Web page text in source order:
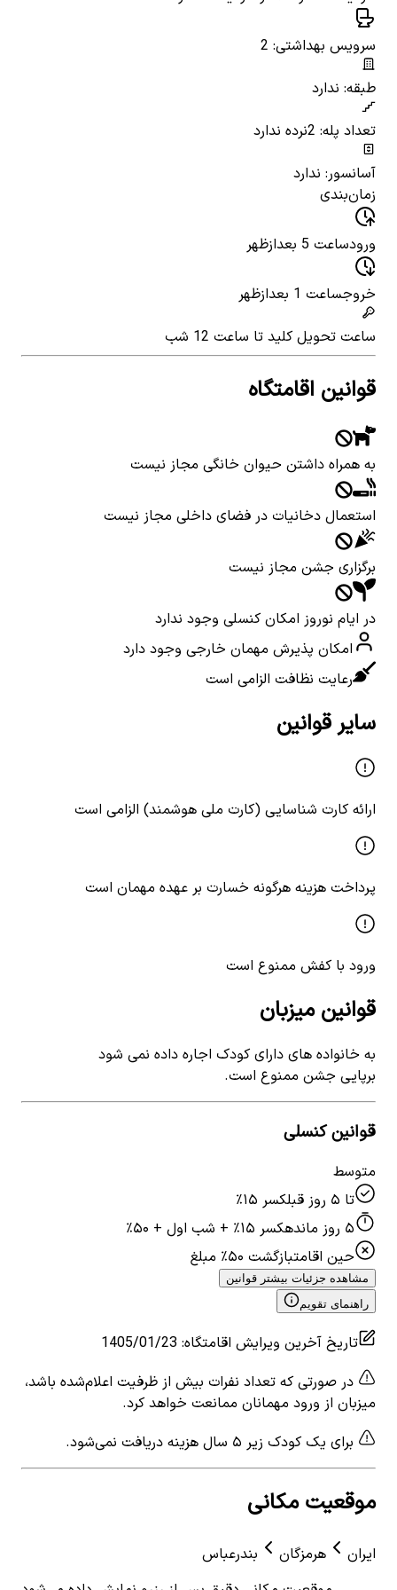
سرویس بهداشتی: 2
طبقه: ندارد
تعداد پله: 2
نرده ندارد
آسانسور: ندارد
زمان‌بندی
ورودساعت 5 بعدازظهر
خروجساعت 1 بعدازظهر
ساعت تحویل کلید تا ساعت 12 شب
قوانین اقامتگاه
به همراه داشتن حیوان خانگی مجاز نیست
استعمال دخانیات در فضای داخلی مجاز نیست
برگزاری جشن مجاز نیست
در ایام نوروز امکان کنسلی وجود ندارد
امکان پذیرش مهمان خارجی وجود دارد
رعایت نظافت الزامی است
سایر قوانین
ارائه کارت شناسایی (کارت ملی هوشمند) الزامی است
پرداخت هزینه هرگونه خسارت بر عهده مهمان است
ورود با کفش ممنوع است
قوانین میزبان
به خانواده های دارای کودک اجاره داده نمی شود
برپایی جشن ممنوع است.
قوانین کنسلی
متوسط
تا ۵ روز قبل
کسر ۱۵٪
۵ روز مانده
کسر ۱۵٪ + شب اول + ۵۰٪
حین اقامتبازگشت ۵۰٪ مبلغ
مشاهده جزئیات بیشتر قوانین
راهنمای تقویم
تاریخ آخرین ویرایش اقامتگاه:
1405/01/23
در صورتی که تعداد نفرات بیش از ظرفیت اعلام‌شده باشد،
میزبان از ورود مهمانان ممانعت خواهد کرد.
برای یک کودک زیر ۵ سال هزینه دریافت نمی‌شود.
موقعیت مکانی
ایران هرمزگان
بندرعباس